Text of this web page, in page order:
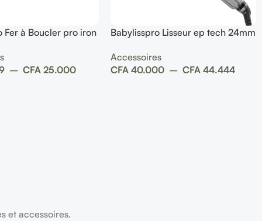
Fer à Boucler pro iron
– CFA 25.000
Babylisspro Lisseur ep tech 24mm
Accessoires
CFA 40.000 – CFA 44.444
et accessoires.